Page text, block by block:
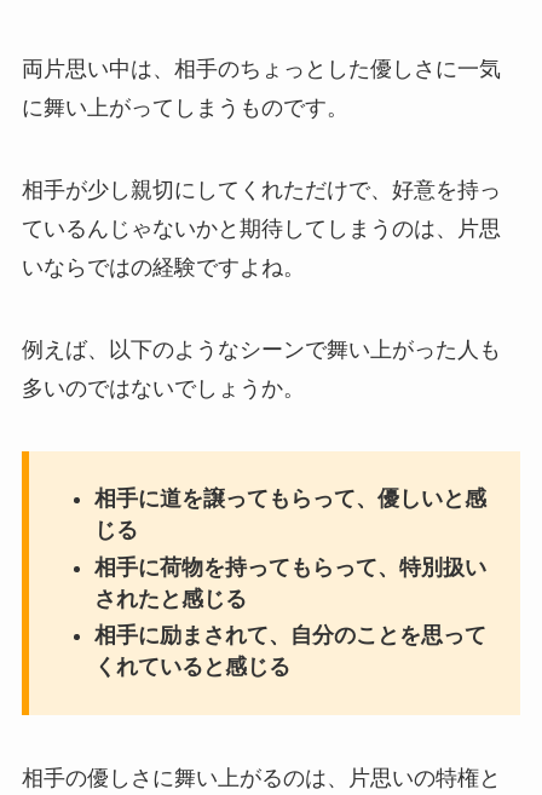
両片思い中は、相手のちょっとした優しさに一気
に舞い上がってしまうものです。
相手が少し親切にしてくれただけで、好意を持っ
ているんじゃないかと期待してしまうのは、片思
いならではの経験ですよね。
例えば、以下のようなシーンで舞い上がった人も
多いのではないでしょうか。
相手に道を譲ってもらって、優しいと感
じる
相手に荷物を持ってもらって、特別扱い
されたと感じる
相手に励まされて、自分のことを思って
くれていると感じる
相手の優しさに舞い上がるのは、片思いの特権と